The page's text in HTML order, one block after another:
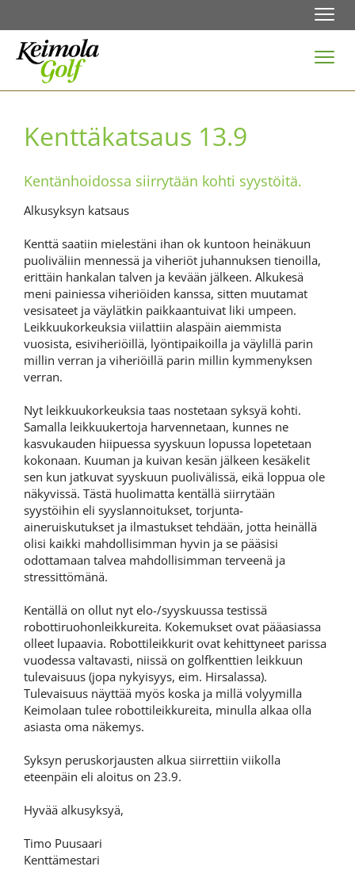
Kenttäkatsaus 13.9
Kentänhoidossa siirrytään kohti syystöitä.
Alkusyksyn katsaus
Kenttä saatiin mielestäni ihan ok kuntoon heinäkuun
puoliväliin mennessä ja viheriöt juhannuksen tienoilla,
erittäin hankalan talven ja kevään jälkeen. Alkukesä
meni painiessa viheriöiden kanssa, sitten muutamat
vesisateet ja väylätkin paikkaantuivat liki umpeen.
Leikkuukorkeuksia viilattiin alaspäin aiemmista
vuosista, esiviheriöillä, lyöntipaikoilla ja väylillä parin
millin verran ja viheriöillä parin millin kymmenyksen
verran.
Nyt leikkuukorkeuksia taas nostetaan syksyä kohti.
Samalla leikkuukertoja harvennetaan, kunnes ne
kasvukauden hiipuessa syyskuun lopussa lopetetaan
kokonaan. Kuuman ja kuivan kesän jälkeen kesäkelit
sen kun jatkuvat syyskuun puolivälissä, eikä loppua ole
näkyvissä. Tästä huolimatta kentällä siirrytään
syystöihin eli syyslannoitukset, torjunta-
aineruiskutukset ja ilmastukset tehdään, jotta heinällä
olisi kaikki mahdollisimman hyvin ja se pääsisi
odottamaan talvea mahdollisimman terveenä ja
stressittömänä.
Kentällä on ollut nyt elo-/syyskuussa testissä
robottiruohonleikkureita. Kokemukset ovat pääasiassa
olleet lupaavia. Robottileikkurit ovat kehittyneet parissa
vuodessa valtavasti, niissä on golfkenttien leikkuun
tulevaisuus (jopa nykyisyys, eim. Hirsalassa).
Tulevaisuus näyttää myös koska ja millä volyymilla
Keimolaan tulee robottileikkureita, minulla alkaa olla
asiasta oma näkemys.
Syksyn peruskorjausten alkua siirrettiin viikolla
eteenpäin eli aloitus on 23.9.
Hyvää alkusyksyä,
Timo Puusaari
Kenttämestari